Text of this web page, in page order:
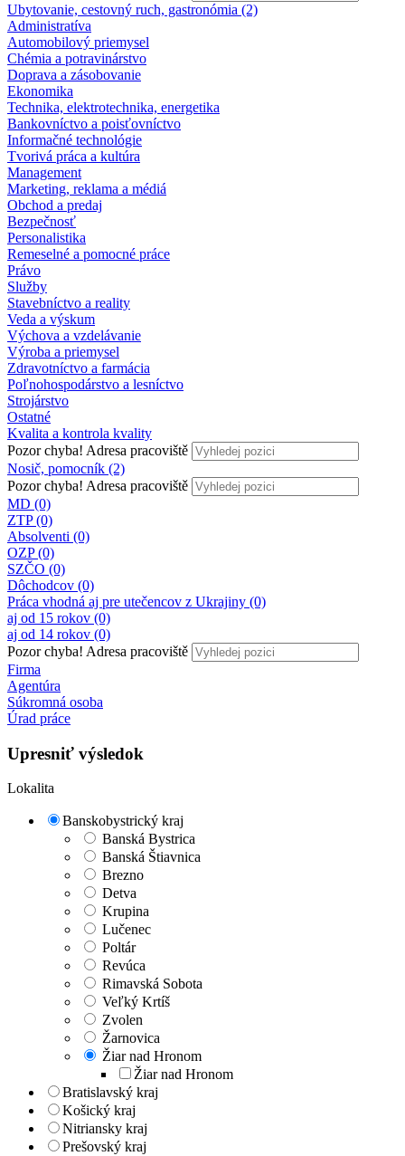
Ubytovanie, cestovný ruch, gastronómia (2)
Administratíva
Automobilový priemysel
Chémia a potravinárstvo
Doprava a zásobovanie
Ekonomika
Technika, elektrotechnika, energetika
Bankovníctvo a poisťovníctvo
Informačné technológie
Tvorivá práca a kultúra
Management
Marketing, reklama a médiá
Obchod a predaj
Bezpečnosť
Personalistika
Remeselné a pomocné práce
Právo
Služby
Stavebníctvo a reality
Veda a výskum
Výchova a vzdelávanie
Výroba a priemysel
Zdravotníctvo a farmácia
Poľnohospodárstvo a lesníctvo
Strojárstvo
Ostatné
Kvalita a kontrola kvality
Pozor chyba! Adresa pracoviště
Nosič, pomocník (2)
Pozor chyba! Adresa pracoviště
MD (0)
ZTP (0)
Absolventi (0)
OZP (0)
SZČO (0)
Dôchodcov (0)
Práca vhodná aj pre utečencov z Ukrajiny (0)
aj od 15 rokov (0)
aj od 14 rokov (0)
Pozor chyba! Adresa pracoviště
Firma
Agentúra
Súkromná osoba
Úrad práce
Upresniť výsledok
Lokalita
Banskobystrický kraj
Banská Bystrica
Banská Štiavnica
Brezno
Detva
Krupina
Lučenec
Poltár
Revúca
Rimavská Sobota
Veľký Krtíš
Zvolen
Žarnovica
Žiar nad Hronom
Žiar nad Hronom
Bratislavský kraj
Košický kraj
Nitriansky kraj
Prešovský kraj